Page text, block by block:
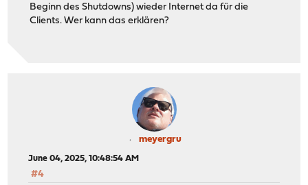
Beginn des Shutdowns) wieder Internet da für die
Clients. Wer kann das erklären?
meyergru
June 04, 2025, 10:48:54 AM
#4